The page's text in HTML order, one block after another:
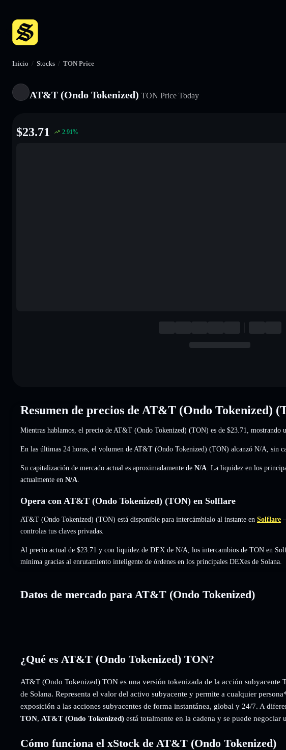
Inicio / Stocks / TON Price
AT&T (Ondo Tokenized) TON Price Today
$23.71 2.91%
Resumen de precios de AT&T (Ondo Tokenized)
Mientras hablamos, el precio de AT&T (Ondo Tokenized) (TON) es de $23.71 , mostrando
En las últimas 24 horas, el volumen de AT&T (Ondo Tokenized) (TON) alcanzó N/A sin
Su capitalización de mercado actual es aproximadamente de N/A . La liquidez en los
actualmente en N/A
Opera con AT&T (Ondo Tokenized) (TON) en Solflare
AT&T (Ondo Tokenized) (TON) está disponible para intercámbialo al instante en Solflare
controlas tus claves privadas.
Al precio actual de $23.71 y con liquidez de DEX de N/A, los intercambios de TON en
mínima gracias al enrutamiento inteligente de órdenes en los principales DEXes de Solana.
Datos de mercado para AT&T (Ondo Tokenized)
¿Qué es AT&T (Ondo Tokenized) TON?
AT&T (Ondo Tokenized) TON es una versión tokenizada de la acción subyacente
de Solana. Representa el valor del activo subyacente y permite a cualquier
exposición a las acciones subyacentes de forma instantánea, global y 24/7. A
TON, AT&T (Ondo Tokenized) está totalmente en la cadena y se puede negociar
Cómo funciona el xStock de AT&T (Ondo Tokenized)